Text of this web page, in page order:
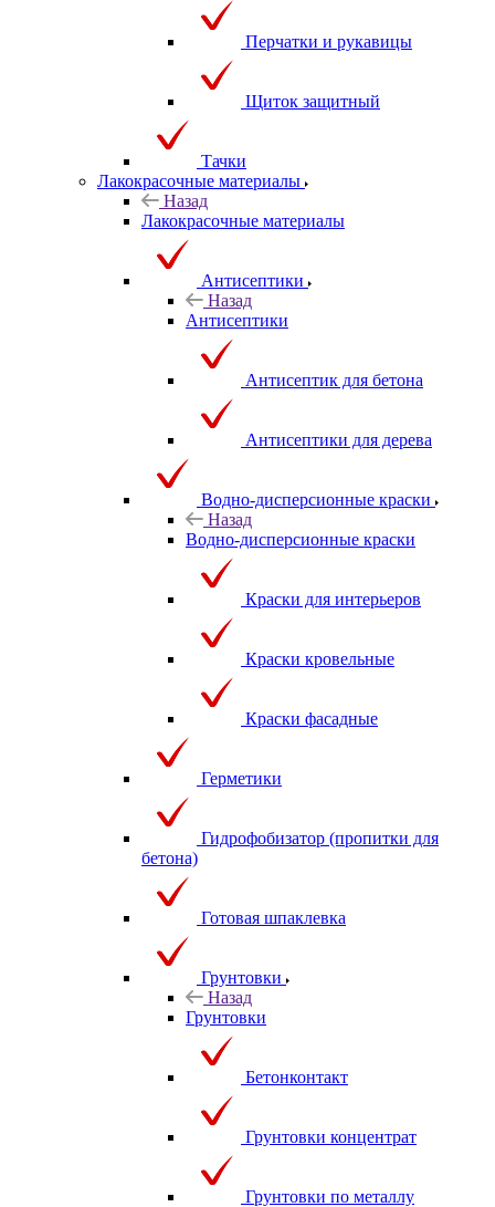
Перчатки и рукавицы
Щиток защитный
Тачки
Лакокрасочные материалы
Назад
Лакокрасочные материалы
Антисептики
Назад
Антисептики
Антисептик для бетона
Антисептики для дерева
Водно-дисперсионные краски
Назад
Водно-дисперсионные краски
Краски для интерьеров
Краски кровельные
Краски фасадные
Герметики
Гидрофобизатор (пропитки для
бетона)
Готовая шпаклевка
Грунтовки
Назад
Грунтовки
Бетонконтакт
Грунтовки концентрат
Грунтовки по металлу